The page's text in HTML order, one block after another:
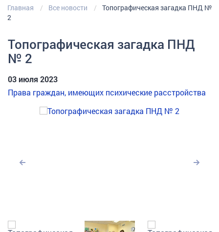
Главная Все новости
Топографическая загадка ПНД №
2
Топографическая загадка ПНД
№ 2
03 июля 2023
Права граждан, имеющих психические расстройства